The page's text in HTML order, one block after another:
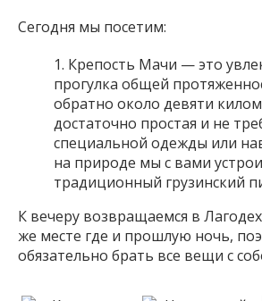
Сегодня мы посетим:
Крепость Мачи — это
прогулка общей
обратно около девяти
достаточно простая и не
специальной одежды или
на природе мы с вами
традиционный грузинский
К вечеру возвращаемся в
же месте где и прошлую ночь,
обязательно брать все вещи с